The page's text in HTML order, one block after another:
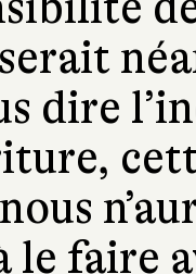
dire
le faire